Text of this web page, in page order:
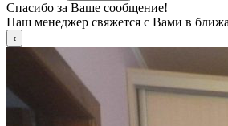
Спасибо за Ваше сообщение!
Наш менеджер свяжется с Вами в